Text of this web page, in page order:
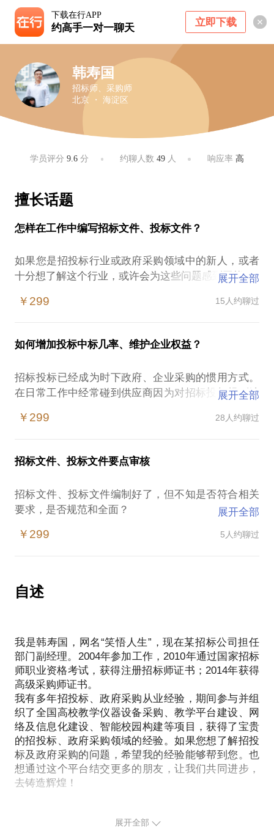
下载在行APP
约高手一对一聊天 立即下载
韩寿国
招标师、采购师
北京 ・ 海淀区
学员评分9.6 分 约聊人数 49人 响应率 高
擅长话题
怎样在工作中编写招标文件、投标文件？
如果您是招投标行业或政府采购领域中的新人，或者
十分想了解这个行业，或许会为这些问题感到困扰：
什么是招投标、政府采购？
具体采购时需要做些什么？
采购过程中应该注意哪些问题？
我在招投标、政府采购领域拥有十多年经验，相信能
为你提供帮助。愿意与你交流的内容包括：
风险控制及突发问题处理等方面？
朋友们，在选择与我见面前，请把您的问题更具体
化。毕竟，两小时的谈话只能解决一个小问题。请把
您的问题提前发给我，方便我做更精细的准备，提升
见面效率。期待与您的见面！
展开全部
￥299 15人约聊过
如何增加投标中标几率、维护企业权益？
招标投标已经成为时下政府、企业采购的惯用方式。
在日常工作中经常碰到供应商因为对招标投标规则缺
标过程中处于非常不利的位置，或因此而失去竞争机
在这样的情况下，企业商务人员容易遭遇：
公布中标结果没中标之后怎样做才能最大限度维护企
业及自身利益？
我愿意与你分享的内容包括：
学习相关招标投标法律法规，用法律武器维护企业及
自身权益。
规范投标过程中询问和质疑的提出。
PS.在选择与我见面前，请把你的问题更具体化。毕
竟一个半小时的谈话只能解决一些小问题。请把你的
问题提前发给我，方便我做更精确的准备，提升见面
效率。期待与你的见面。
【在行郑重提示】：此话题内容仅为该行家在法律领
域的个人经验、意见或观点，仅供学员参考使用，亦
您通过正式途径签订相关的律师代理合同、顾问合同
展开全部
￥299 28人约聊过
招标文件、投标文件要点审核
招标文件、投标文件编制好了，但不知是否符合相关
要求，是否规范和全面？
件进行重点审核，提出修改建议和意见。
以多年的从业经验、及对招标投标、政府采购政策的
精准理解，对招标文件、投标文件的编制提出独特的
展开全部
￥299 5人约聊过
自述
我是韩寿国，网名“笑悟人生”，现在某招标公司担任
部门副经理。2004年参加工作，2010年通过国家招标
师职业资格考试，获得注册招标师证书；2014年获得
高级采购师证书。
我有多年招投标、政府采购从业经验，期间参与并组
织了全国高校教学仪器设备采购、教学平台建设、网
络及信息化建设、智能校园构建等项目，获得了宝贵
的招投标、政府采购领域的经验。如果您想了解招投
标及政府采购的问题，希望我的经验能够帮到您。也
想通过这个平台结交更多的朋友，让我们共同进步，
去铸造辉煌！
展开全部